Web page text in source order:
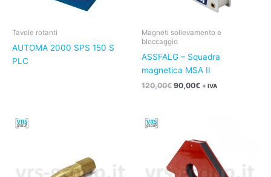
Tavole rotanti
AUTOMA 2000 SPS 150 S
PLC
Magneti sollevamento e
bloccaggio
ASSFALG – Squadra
magnetica MSA II
120,00€ 90,00€ + IVA
originale
era:
20,60€.
attuale
è:
16,90€.